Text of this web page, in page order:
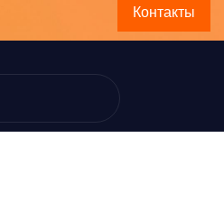
Контакты